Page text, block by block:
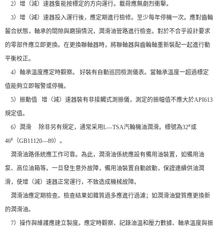
2）增（減）速器隻能按標定的方向運行。載荷應無劇烈衝擊。
3）增（減）速器投入運行後，應定期進行檢修。至少每年停機一次。應對齒輪
齧合狀態，軸承的間隙與磨損情況，潤滑油管路進行檢查。對於不合乎設計要求
的零部件應立即更換。在更換聯軸器時，將聯軸器與齒輪軸重新裝配一起進行動
平衡校正。
4）軸承溫度應定時觀察。 好裝有自動巡回檢測儀表。當軸承溫度一超過標定
值能夠立即報警或停機。
5）振動值 增（減）速器裝有非接觸式測振儀，測定的振幅值不應大於API613
規定值。
6）潤滑 除非另有規定，通常采用L—TSA汽輪機油潤滑。標號為32#或
46#
（GB11120—89）。
潤滑油路係統應工作可靠。為此，潤滑油係統應設有備用油裝置，如備用油
泵、高位油箱等。一旦發生意外故障，備用油裝置自動啟動，保證連續供油潤
滑，使增（減）速器正常運行，不致造成機械故障。
潤滑油應定期檢查。檢查結果如雜質過多應進行過濾；如潤滑油變質應更換新
的潤滑油。
7）操作與維護應建立製度。應定時觀察、記錄油溫和壓力數據、軸承溫度與振